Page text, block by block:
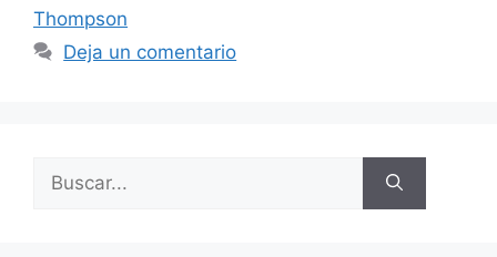
Thompson
Deja un comentario